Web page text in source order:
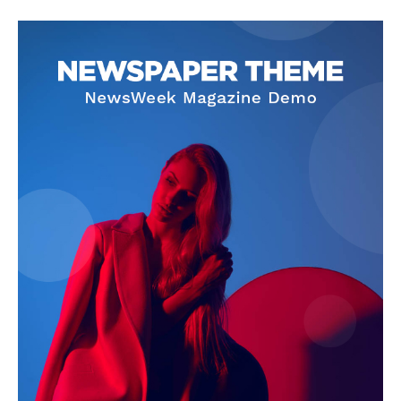
blogSZOLNOK
ELŐFIZETÉS
Hasznos